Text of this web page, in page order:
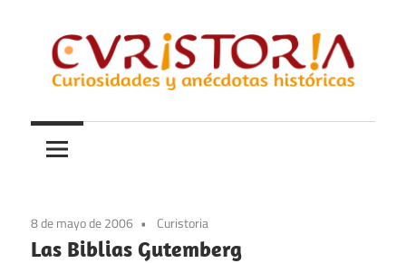
contenido
Curistoria
y
anécdotas
historia
8 de mayo de 2006 Curistoria
Las Biblias Gutemberg